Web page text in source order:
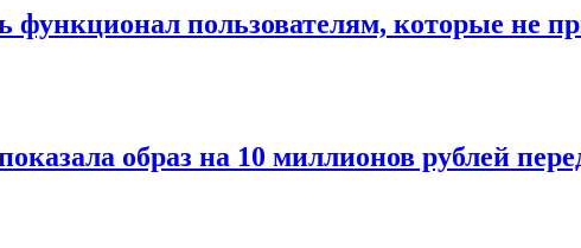
функционал пользователям, которые не
образ на 10 миллионов рублей